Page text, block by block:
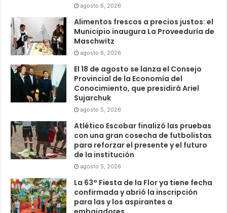
agosto 6, 2026
Alimentos frescos a precios justos: el
Municipio inaugura La Proveeduría de
Maschwitz
agosto 6, 2026
El 18 de agosto se lanza el Consejo
Provincial de la Economía del
Conocimiento, que presidirá Ariel
Sujarchuk
agosto 5, 2026
Atlético Escobar finalizó las pruebas
con una gran cosecha de futbolistas
para reforzar el presente y el futuro
de la institución
agosto 5, 2026
La 63° Fiesta de la Flor ya tiene fecha
confirmada y abrió la inscripción
para las y los aspirantes a